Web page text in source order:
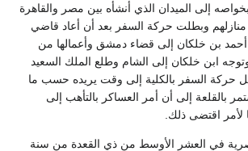
إلى الميدان الذي أنشأه بين مصر والقاهرة
وبطلت حركة السفر بعد أن أعاد قاضي
بن خلكان إلى قضاء دمشق وأعمالها من
ابن خلكان إلى الشام وطلع الملك السعيد
حركة السفر بالكلية إلى وقت يريده حسب ما
بالقلعة إلى أن أمر العساكر بالتأهب إلى
لأمر اقتضى ذلك‏.‏
في العشر الأوسط من ذي القعدة من سنة